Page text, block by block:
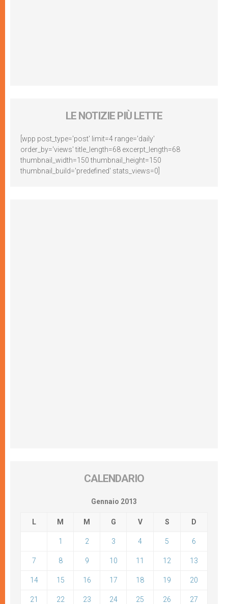
LE NOTIZIE PIÙ LETTE
[wpp post_type='post' limit=4 range='daily'
order_by='views' title_length=68 excerpt_length=68
thumbnail_width=150 thumbnail_height=150
thumbnail_build='predefined' stats_views=0]
CALENDARIO
Gennaio 2013
L M M G V S D
1 2 3 4 5 6
7 8 9 10 11 12 13
14 15 16 17 18 19 20
21 22 23 24 25 26 27